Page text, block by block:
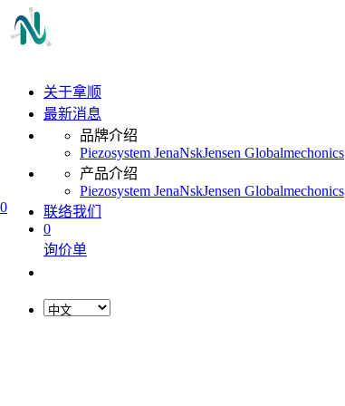
0
关于拿顺
最新消息
品牌介绍
Piezosystem JenaNskJensen Globalmechonics
产品介绍
Piezosystem JenaNskJensen Globalmechonics
联络我们
0
询价单